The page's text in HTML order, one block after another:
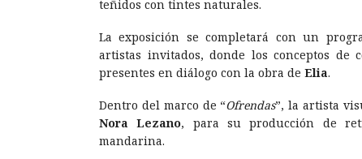
teñidos con tintes naturales.
La exposición se completará con un
artistas invitados, donde los conceptos de
presentes en diálogo con la obra de Elia.
Dentro del marco de “Ofrendas”, la artista
Nora Lezano, para su producción de
mandarina.